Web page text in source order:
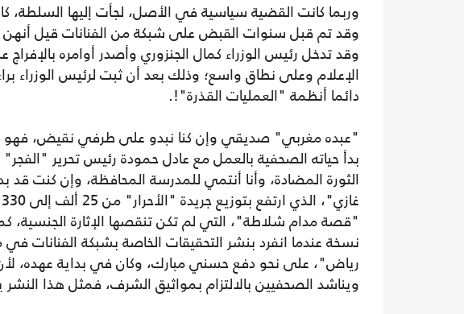
وربما كانت القضية سياسية في الأصل، لجأت إليها السلطة،
وقد تم قبل سنوات القبض على شبكة من الفنانات قيل أنهن
وقد تدخل رئيس الوزراء كمال الجنزوري وأصدر أوامره
الإعلام وعلى نطاق واسع؛ وذلك بعد أن ثبت لرئيس الوزراء
دائما أنظمة "العمليات القذرة"!.
"عبده مغربي" صديقي وإن كنا نبدو على طرفي نقيض، فهو
بدأ حياته الصحفية بالعمل مع عادل حمودة رئيس تحرير
الثورة المضادة، وأنا أنتمي للمدرسة المحافظة، وإن كنت
نسخة عندما انفرد بنشر التحقيقات الخاصة بشبكة الفنانات
رياض"، على نحو دفع حسني مبارك، وكان في بداية عهده،
ويناشد الصحفيين بالالتزام بمواثيق الشرف، فمثل هذا